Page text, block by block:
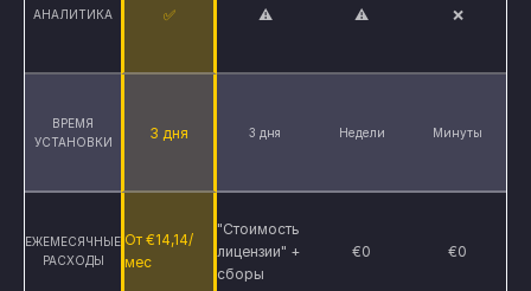
АНАЛИТИКА ✅ ⚠ ⚠ ❌
ВРЕМЯ
УСТАНОВКИ
3 дня 3 дня Недели Минуты
ЕЖЕМЕСЯЧНЫЕ
РАСХОДЫ
От €14,14/
мес
"Стоимость
лицензии" +
сборы
€0 €0